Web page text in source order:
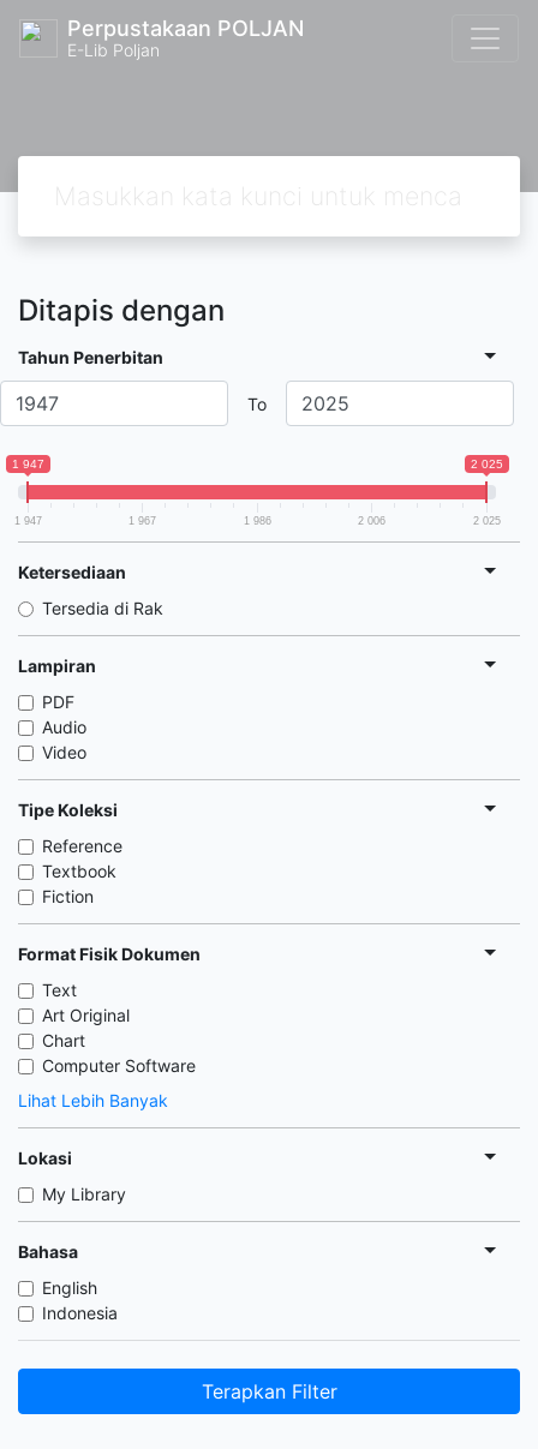
Perpustakaan POLJAN
E-Lib Poljan
Ditapis dengan
Tahun Penerbitan
To
1 947 2 025
1 947 1 967 1 986 2 006 2 025
Ketersediaan
Tersedia di Rak
Lampiran
PDF
Audio
Video
Tipe Koleksi
Reference
Textbook
Fiction
Format Fisik Dokumen
Text
Art Original
Chart
Computer Software
Lihat Lebih Banyak
Lokasi
My Library
Bahasa
English
Indonesia
Terapkan Filter